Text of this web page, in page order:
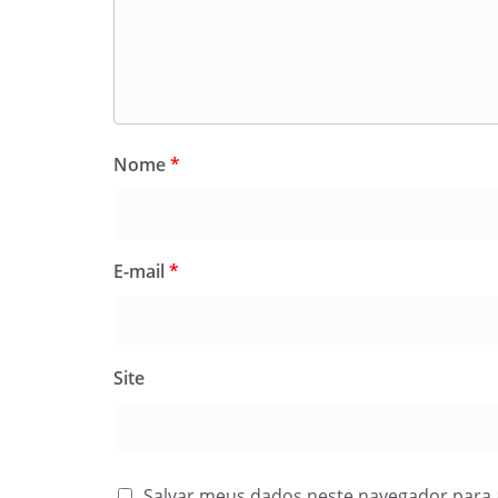
Nome*
E-mail*
Site